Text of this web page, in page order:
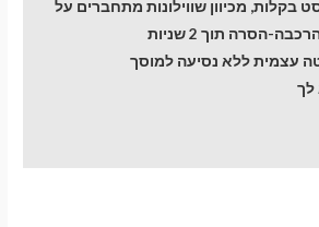
בקלות, מכיוון שווילונות מתחברים על
הסרה תוך 2 שניות
עצמית ללא נסיעה למוסך
לך